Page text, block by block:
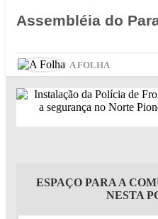
Assembléia do
A FOLHA
ESPAÇO PARA A
NESTA